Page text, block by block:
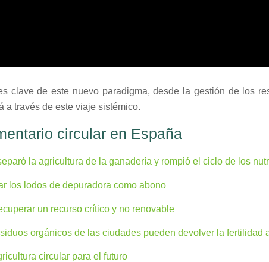
clave de este nuevo paradigma, desde la gestión de los
a través de este viaje sistémico.
circular en España
la agricultura de la ganadería y rompió el ciclo de los
los lodos de depuradora como abono
un recurso crítico y no renovable
orgánicos de las ciudades pueden devolver la fertilidad
circular para el futuro